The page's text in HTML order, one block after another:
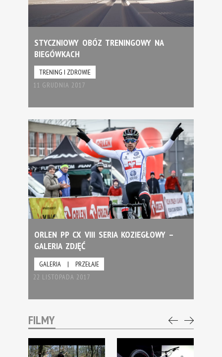
STYCZNIOWY OBÓZ TRENINGOWY NA
BIEGÓWKACH
TRENING I ZDROWIE
11 GRUDNIA 2017
ORLEN PP CX VIII SERIA KOZIEGŁOWY –
GALERIA ZDJĘĆ
GALERIA |
PRZEŁAJE
22 LISTOPADA 2017
FILMY